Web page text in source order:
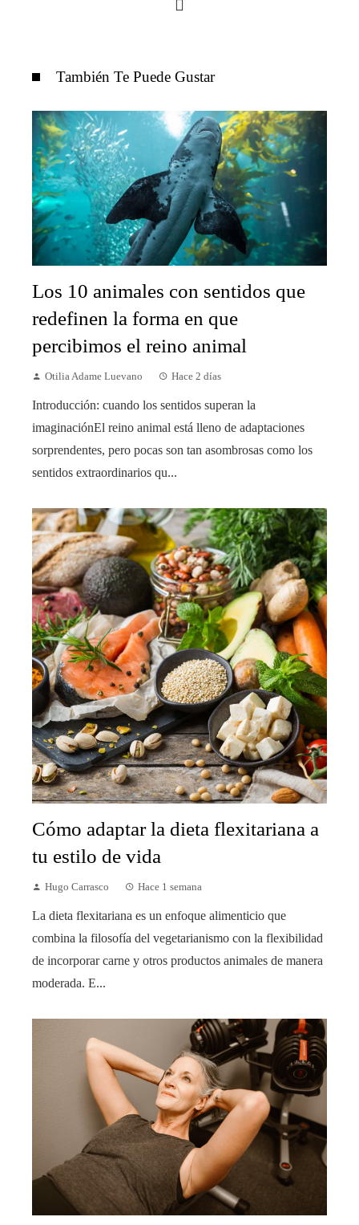
También Te Puede Gustar
Los 10 animales con sentidos que
redefinen la forma en que
percibimos el reino animal
Otilia Adame Luevano Hace 2 días
Introducción: cuando los sentidos superan la
imaginaciónEl reino animal está lleno de adaptaciones
sorprendentes, pero pocas son tan asombrosas como los
sentidos extraordinarios qu...
Cómo adaptar la dieta flexitariana a
tu estilo de vida
Hugo Carrasco Hace 1 semana
La dieta flexitariana es un enfoque alimenticio que
combina la filosofía del vegetarianismo con la flexibilidad
de incorporar carne y otros productos animales de manera
moderada. E...